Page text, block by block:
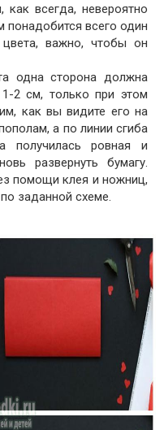
как всегда, невероятно
понадобится всего один
цвета, важно, чтобы он
одна сторона должна
2 см, только при этом
как вы видите его на
а по линии сгиба
получилась ровная и
развернуть бумагу.
помощи клея и ножниц,
заданной схеме.